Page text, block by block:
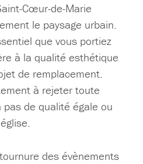
Cœur-de-Marie
le paysage urbain.
que vous portiez
à la qualité esthétique
de remplacement.
à rejeter toute
de qualité égale ou
des évènements